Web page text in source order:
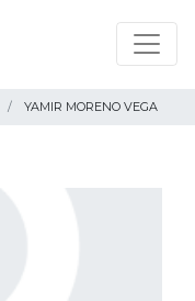
YAMIR MORENO VEGA